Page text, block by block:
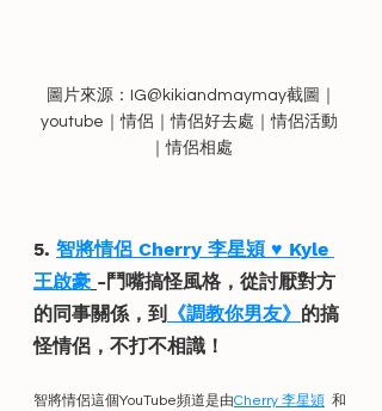
圖片來源：IG@kikiandmaymay截圖｜
youtube｜情侶｜情侶好去處｜情侶活動
｜情侶相處
5. 智將情侶 Cherry 李星熲 ♥ Kyle
王啟豪 -鬥嘴搞怪風格，從討厭對方
的同事關係，到
《調教你男友》 的搞
怪情侶，不打不相識！
智將情侶這個YouTube頻道是由Cherry 李星熲
  和